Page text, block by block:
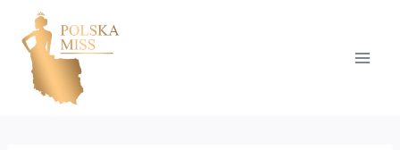
Przejdź
treści